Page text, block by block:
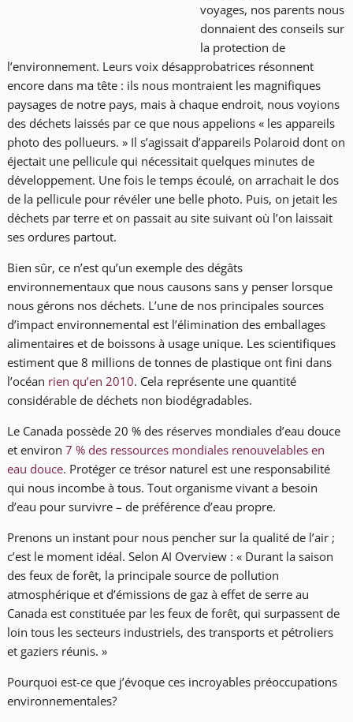
voyages, nos parents nous
donnaient des conseils sur
la protection de
l’environnement. Leurs voix désapprobatrices résonnent
encore dans ma tête : ils nous montraient les magnifiques
paysages de notre pays, mais à chaque endroit, nous voyions
des déchets laissés par ce que nous appelions « les appareils
photo des pollueurs. » Il s’agissait d’appareils Polaroid dont on
éjectait une pellicule qui nécessitait quelques minutes de
développement. Une fois le temps écoulé, on arrachait le dos
de la pellicule pour révéler une belle photo. Puis, on jetait les
déchets par terre et on passait au site suivant où l’on laissait
ses ordures partout.
Bien sûr, ce n’est qu’un exemple des dégâts
environnementaux que nous causons sans y penser lorsque
nous gérons nos déchets. L’une de nos principales sources
d’impact environnemental est l’élimination des emballages
alimentaires et de boissons à usage unique. Les scientifiques
estiment que 8 millions de tonnes de plastique ont fini dans
l’océan rien qu’en 2010. Cela représente une quantité
considérable de déchets non biodégradables.
Le Canada possède 20 % des réserves mondiales d’eau douce
et environ 7 % des ressources mondiales renouvelables en
eau douce. Protéger ce trésor naturel est une responsabilité
qui nous incombe à tous. Tout organisme vivant a besoin
d’eau pour survivre – de préférence d’eau propre.
Prenons un instant pour nous pencher sur la qualité de l’air ;
c’est le moment idéal. Selon AI Overview : « Durant la saison
des feux de forêt, la principale source de pollution
atmosphérique et d’émissions de gaz à effet de serre au
Canada est constituée par les feux de forêt, qui surpassent de
loin tous les secteurs industriels, des transports et pétroliers
et gaziers réunis. »
Pourquoi est-ce que j’évoque ces incroyables préoccupations
environnementales?